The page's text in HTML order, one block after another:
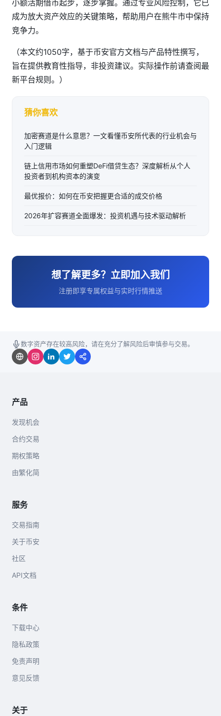
小额活期借币起步，逐步掌握。通过专业风险控制，它已
成为放大资产效应的关键策略，帮助用户在熊牛市中保持
竞争力。
（本文约1050字，基于币安官方文档与产品特性撰写，
旨在提供教育性指导，非投资建议。实际操作前请查阅最
新平台规则。）
猜你喜欢
加密赛道是什么意思？一文看懂币安所代表的行业机会与
入门逻辑
链上信用市场如何重塑DeFi借贷生态？深度解析从个人
投资者到机构资本的演变
最优报价：如何在币安把握更合适的成交价格
2026年扩容赛道全面爆发：投资机遇与技术驱动解析
想了解更多？立即加入我们
注册即享专属权益与实时行情推送
数字资产存在较高风险，请在充分了解风险后审慎参与交易。
产品
发现机会
合约交易
期权策略
由繁化简
服务
交易指南
关于币安
社区
API文档
条件
下载中心
隐私政策
免责声明
意见反馈
关于